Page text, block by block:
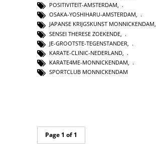
POSITIVITEIT-AMSTERDAM,
OSAKA-YOSHIHARU-AMSTERDAM,
JAPANSE KRIJGSKUNST MONNICKENDAM,
SENSEI THERESE ZOEKENDE
JE-GROOTSTE-TEGENSTANDER
KARATE-CLINIC-NEDERLAND
KARATE4ME-MONNICKENDAM
SPORTCLUB MONNICKENDAM
Page 1 of 1